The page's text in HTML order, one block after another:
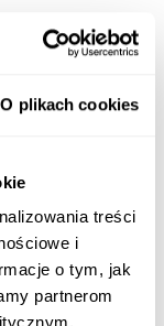
O plikach cookies
treści
i
o tym, jak
partnerom
Berkshire
w
będą
trzy lata.
– ocenia